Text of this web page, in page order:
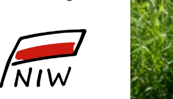
NOC MUZEÓW
16.05.2026 r.
15